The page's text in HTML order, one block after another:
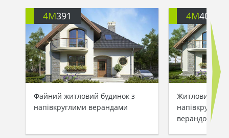
4M391
Файний житловий будинок з
напівкруглими верандами
4M401
Житловий
верандою